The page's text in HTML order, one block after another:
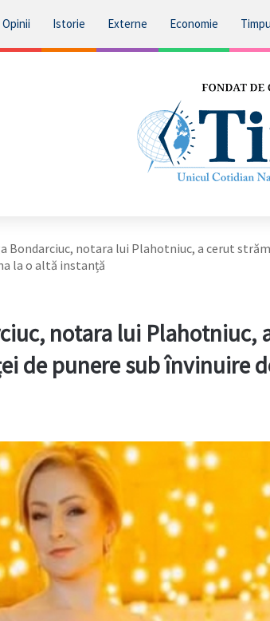
Opinii Istorie Externe Economie
Bondarciuc, notara lui Plahotniuc, a cerut
la o altă instanță
notara lui Plahotniuc,
de punere sub învinuire